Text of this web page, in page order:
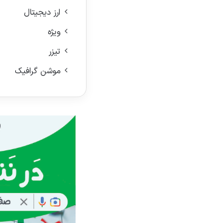
ارز دیجیتال
ویژه
تیزر
موشن گرافیک